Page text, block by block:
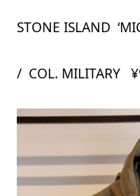
STONE ISLAND
/ COL. MILITARY